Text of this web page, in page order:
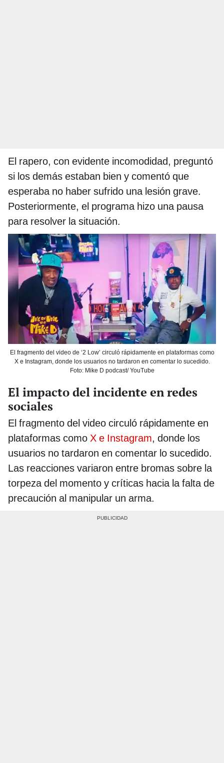
El rapero, con evidente incomodidad, preguntó
si los demás estaban bien y comentó que
esperaba no haber sufrido una lesión grave.
Posteriormente, el programa hizo una pausa
para resolver la situación.
El fragmento del video de ‘2 Low’ circuló rápidamente en plataformas como
X e Instagram, donde los usuarios no tardaron en comentar lo sucedido.
Foto: Mike D podcast/ YouTube
El impacto del incidente en redes
sociales
El fragmento del video circuló rápidamente en
plataformas como X e Instagram, donde los
usuarios no tardaron en comentar lo sucedido.
Las reacciones variaron entre bromas sobre la
torpeza del momento y críticas hacia la falta de
precaución al manipular un arma.